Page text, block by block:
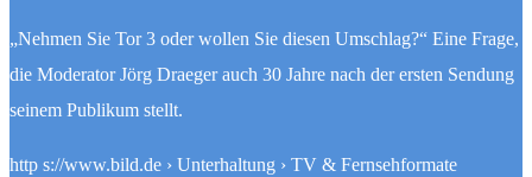
„Nehmen Sie Tor 3 oder wollen Sie diesen Umschlag?“ Eine Frage,
die Moderator Jörg Draeger auch 30 Jahre nach der ersten Sendung
seinem Publikum stellt.
http s://www.bild.de › Unterhaltung › TV & Fernsehformate